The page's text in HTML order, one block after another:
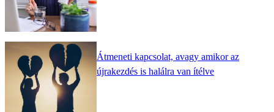
Átmeneti kapcsolat, avagy amikor az
újrakezdés is halálra van ítélve